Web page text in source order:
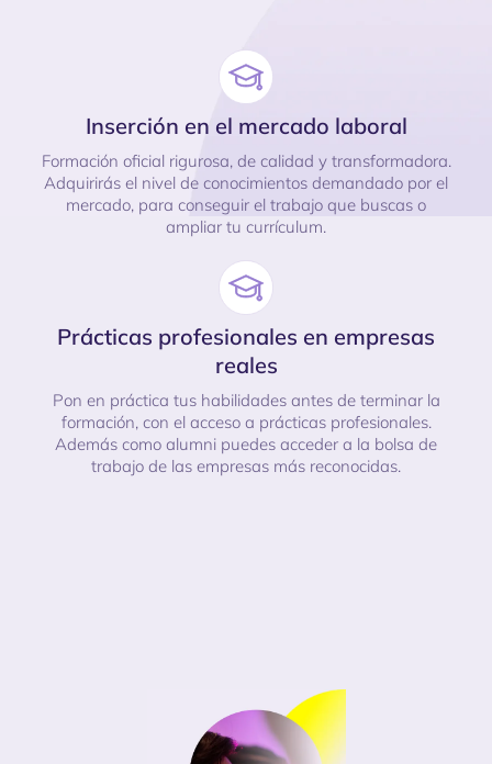
Inserción en el mercado laboral
Formación oficial rigurosa, de calidad y transformadora.
Adquirirás el nivel de conocimientos demandado por el
mercado, para conseguir el trabajo que buscas o
ampliar tu currículum.
Prácticas profesionales en empresas
reales
Pon en práctica tus habilidades antes de terminar la
formación, con el acceso a prácticas profesionales.
Además como alumni puedes acceder a la bolsa de
trabajo de las empresas más reconocidas.